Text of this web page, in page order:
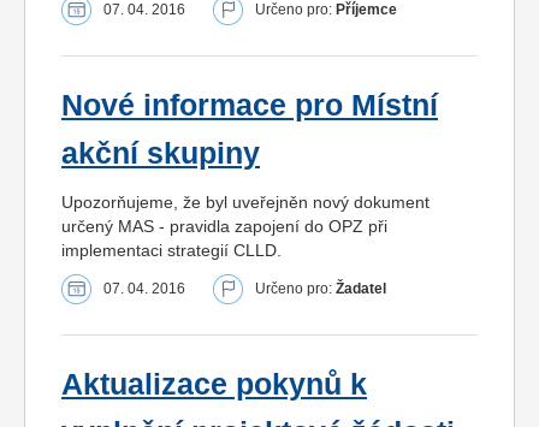
07. 04. 2016 Určeno pro: Příjemce
Nové informace pro Místní
akční skupiny
Upozorňujeme, že byl uveřejněn nový dokument
určený MAS - pravidla zapojení do OPZ při
implementaci strategií CLLD.
07. 04. 2016 Určeno pro: Žadatel
Aktualizace pokynů k